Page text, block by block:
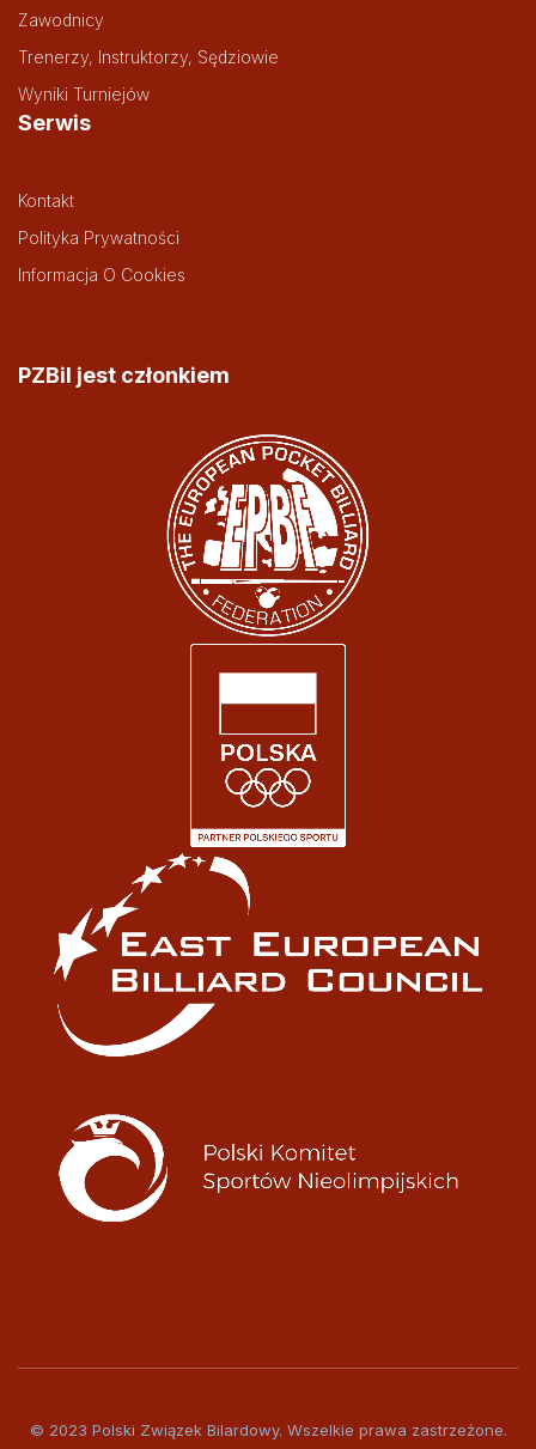
Zawodnicy
Trenerzy, Instruktorzy, Sędziowie
Wyniki Turniejów
Serwis
Kontakt
Polityka Prywatności
Informacja O Cookies
PZBil jest członkiem
© 2023 Polski Związek Bilardowy. Wszelkie prawa zastrzeżone.